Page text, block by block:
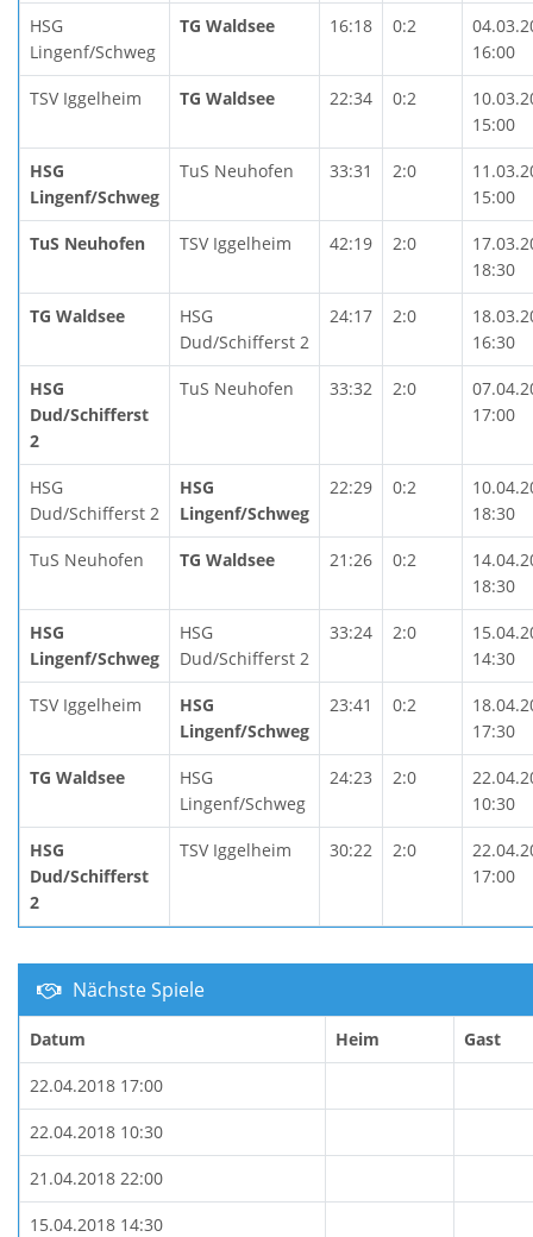
HSG
Lingenf/Schweg
TG Waldsee 16:18 0:2
16:00
TSV Iggelheim TG Waldsee 22:34 0:2
15:00
HSG
Lingenf/Schweg
TuS Neuhofen 33:31 2:0
15:00
TuS Neuhofen TSV Iggelheim 42:19 2:0
18:30
TG Waldsee
HSG
Dud/Schifferst 2
24:17 2:0
16:30
HSG
Dud/Schifferst
2
TuS Neuhofen 33:32 2:0
17:00
HSG
Dud/Schifferst 2
HSG
Lingenf/Schweg
22:29 0:2
18:30
TuS Neuhofen TG Waldsee 21:26 0:2
18:30
HSG
Lingenf/Schweg
HSG
Dud/Schifferst 2
33:24 2:0
14:30
TSV Iggelheim
HSG
Lingenf/Schweg
23:41 0:2
17:30
TG Waldsee
HSG
Lingenf/Schweg
24:23 2:0
10:30
HSG
Dud/Schifferst
2
TSV Iggelheim 30:22 2:0
17:00
Nächste Spiele
Datum Heim Gast
22.04.2018 17:00
22.04.2018 10:30
21.04.2018 22:00
15.04.2018 14:30